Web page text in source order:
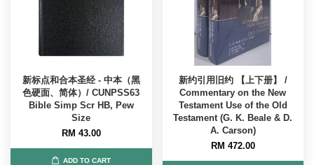
新标点和合本圣经 - 中本（黑
色硬面、简体）/ CUNPSS63
Bible Simp Scr HB, Pew
Size
RM 43.00
ADD TO CART
新约引用旧约 【上下册】 /
Commentary on the New
Testament Use of the Old
Testament (G. K. Beale & D.
A. Carson)
RM 472.00